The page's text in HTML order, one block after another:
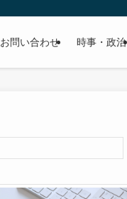
お問い合わせ 時事・政治